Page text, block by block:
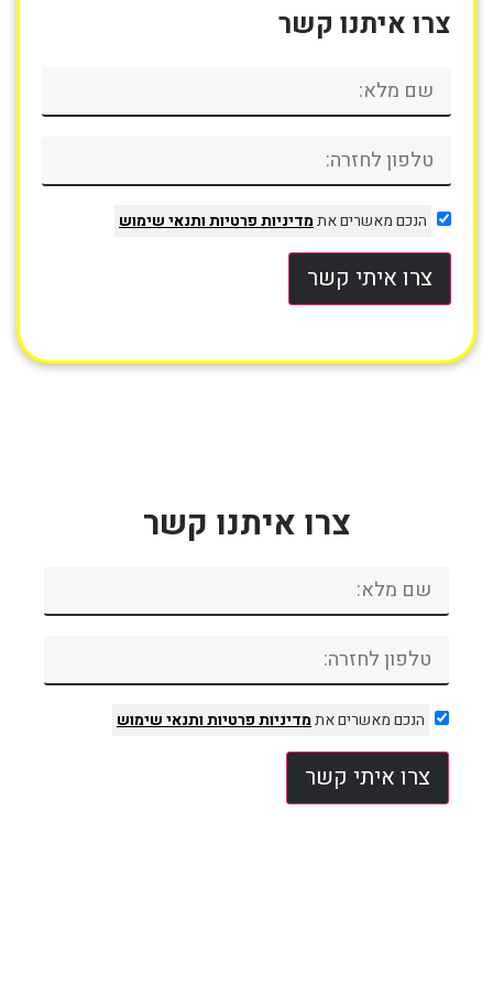
צרו איתנו קשר
הנכם מאשרים אתמדיניות פרטיותותנאי שימוש
צרו איתי קשר
צרו איתנו קשר
הנכם מאשרים אתמדיניות פרטיותותנאי שימוש
צרו איתי קשר